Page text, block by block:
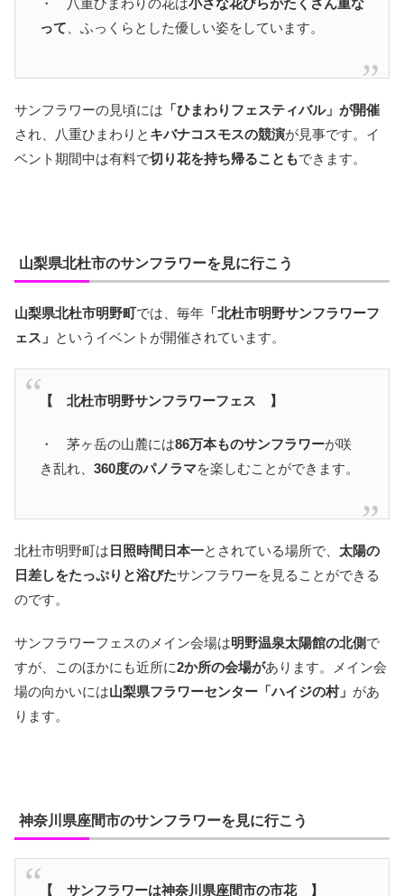
・ 八重ひまわりの花は小さな花びらがたくさん重な
って 、ふっくらとした優しい姿をしています。
サンフラワーの見頃には 「ひまわりフェスティバル」が開催
され、八重ひまわりと キバナコスモスの競演が見事です。イ
ベント期間中は有料で切り花を持ち帰ることもできます。
山梨県北杜市のサンフラワーを見に行こう
山梨県北杜市明野町では、毎年 「北杜市明野サンフラワーフ
ェス」 というイベントが開催されています。
【 北杜市明野サンフラワーフェス 】
・ 茅ヶ岳の山麓には86万本ものサンフラワーが咲
き乱れ、 360度のパノラマを楽しむことができます。
北杜市明野町は 日照時間日本一とされている場所で、 太陽の
日差しをたっぷりと浴びたサンフラワーを見ることができる
のです。
サンフラワーフェスのメイン会場は明野温泉太陽館の北側で
すが、このほかにも近所に2か所の会場があります。メイン会
場の向かいには山梨県フラワーセンター「ハイジの村」 があ
ります。
神奈川県座間市のサンフラワーを見に行こう
【 サンフラワーは神奈川県座間市の市花 】